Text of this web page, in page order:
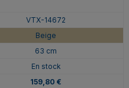
VTX-14672
Beige
63 cm
En stock
159,80 €